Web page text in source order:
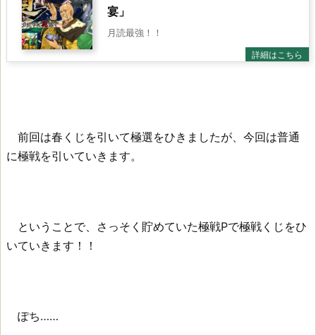
宴」
月読最強！！
前回は春くじを引いて極選をひきましたが、今回は普通
に極戦を引いていきます。
ということで、さっそく貯めていた極戦Pで極戦くじをひ
いていきます！！
ぽち……